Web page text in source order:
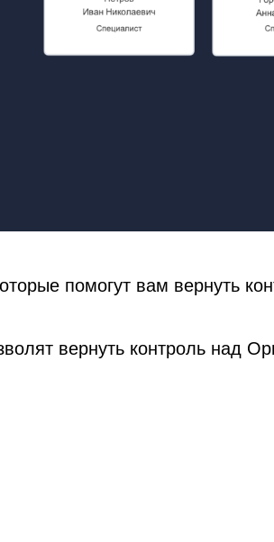
вернуть контроль над
помогут вам вернуть